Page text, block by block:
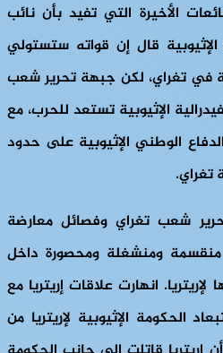
الأخيرة التي تفيد بأن نائب
قال إن قواته ستستولي
في تغراي، لكن جبهة تحرير شعب
الإثيوبية تستعد للحرب، مع
الوطني الإثيوبية على حدود
تغراي.
شعب تغراي وفصائل معارضة
منقسمة ومنشغلة ومحصورة داخل
انهارت علاقات إريتريا مع
الحكومة الإثيوبية لإريتريا من